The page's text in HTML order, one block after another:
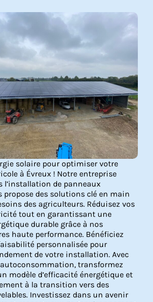
solaire pour optimiser votre
à Évreux ! Notre entreprise
l’installation de panneaux
propose des solutions clé en main
des agriculteurs. Réduisez vos
tout en garantissant une
durable grâce à nos
haute performance. Bénéficiez
personnalisée pour
de votre installation. Avec
transformez
modèle d’efficacité énergétique et
à la transition vers des
Investissez dans un avenir